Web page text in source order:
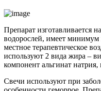
Препарат изготавливается
водорослей, имеет минимум
местное терапевтическое
используют 2 вида жира –
компонент альгинат
Свечи используют при